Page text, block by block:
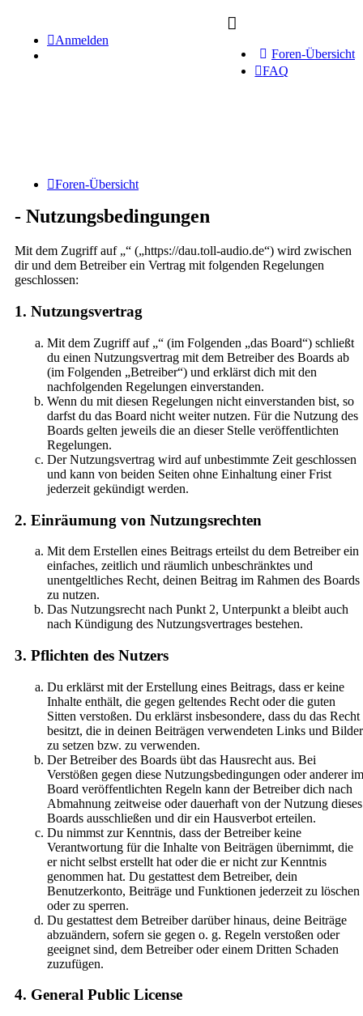
Foren-Übersicht
FAQ
Anmelden
Foren-Übersicht
- Nutzungsbedingungen
Mit dem Zugriff auf „“ („https://dau.toll-audio.de“) wird zwischen
dir und dem Betreiber ein Vertrag mit folgenden Regelungen
geschlossen:
1. Nutzungsvertrag
Mit dem Zugriff auf „“ (im Folgenden „das Board“) schließt
du einen Nutzungsvertrag mit dem Betreiber des Boards ab
(im Folgenden „Betreiber“) und erklärst dich mit den
nachfolgenden Regelungen einverstanden.
Wenn du mit diesen Regelungen nicht einverstanden bist, so
darfst du das Board nicht weiter nutzen. Für die Nutzung des
Boards gelten jeweils die an dieser Stelle veröffentlichten
Regelungen.
Der Nutzungsvertrag wird auf unbestimmte Zeit geschlossen
und kann von beiden Seiten ohne Einhaltung einer Frist
jederzeit gekündigt werden.
2. Einräumung von Nutzungsrechten
Mit dem Erstellen eines Beitrags erteilst du dem Betreiber ein
einfaches, zeitlich und räumlich unbeschränktes und
unentgeltliches Recht, deinen Beitrag im Rahmen des Boards
zu nutzen.
Das Nutzungsrecht nach Punkt 2, Unterpunkt a bleibt auch
nach Kündigung des Nutzungsvertrages bestehen.
3. Pflichten des Nutzers
Du erklärst mit der Erstellung eines Beitrags, dass er keine
Inhalte enthält, die gegen geltendes Recht oder die guten
Sitten verstoßen. Du erklärst insbesondere, dass du das Recht
besitzt, die in deinen Beiträgen verwendeten Links und Bilder
zu setzen bzw. zu verwenden.
Der Betreiber des Boards übt das Hausrecht aus. Bei
Verstößen gegen diese Nutzungsbedingungen oder anderer im
Board veröffentlichten Regeln kann der Betreiber dich nach
Abmahnung zeitweise oder dauerhaft von der Nutzung dieses
Boards ausschließen und dir ein Hausverbot erteilen.
Du nimmst zur Kenntnis, dass der Betreiber keine
Verantwortung für die Inhalte von Beiträgen übernimmt, die
er nicht selbst erstellt hat oder die er nicht zur Kenntnis
genommen hat. Du gestattest dem Betreiber, dein
Benutzerkonto, Beiträge und Funktionen jederzeit zu löschen
oder zu sperren.
Du gestattest dem Betreiber darüber hinaus, deine Beiträge
abzuändern, sofern sie gegen o. g. Regeln verstoßen oder
geeignet sind, dem Betreiber oder einem Dritten Schaden
zuzufügen.
4. General Public License